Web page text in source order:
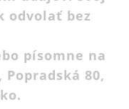
odvolať bez
písomne na
Popradská 80,